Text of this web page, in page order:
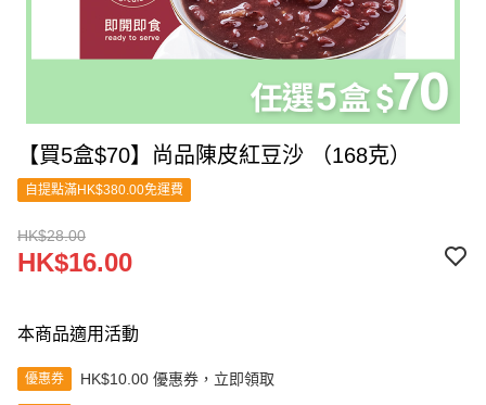
【買5盒$70】尚品陳皮紅豆沙 （168克）
自提點滿HK$380.00免運費
HK$28.00
HK$16.00
本商品適用活動
優惠券 HK$10.00 優惠券，立即領取